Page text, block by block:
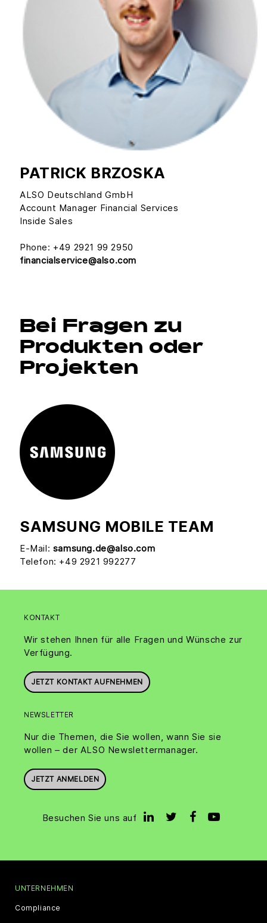
PATRICK BRZOSKA
ALSO Deutschland GmbH
Account Manager Financial Services
Inside Sales
Phone: +49 2921 99 2950
financialservice@also.com
Bei Fragen zu
Produkten oder
Projekten
SAMSUNG MOBILE TEAM
E-Mail: samsung.de@also.com
Telefon: +49 2921 992277
KONTAKT
Wir stehen Ihnen für alle Fragen und Wünsche zur
Verfügung.
JETZT KONTAKT AUFNEHMEN
NEWSLETTER
Nur die Themen, die Sie wollen, wann Sie sie
wollen – der ALSO Newslettermanager.
JETZT ANMELDEN
Besuchen Sie uns auf
UNTERNEHMEN
Compliance